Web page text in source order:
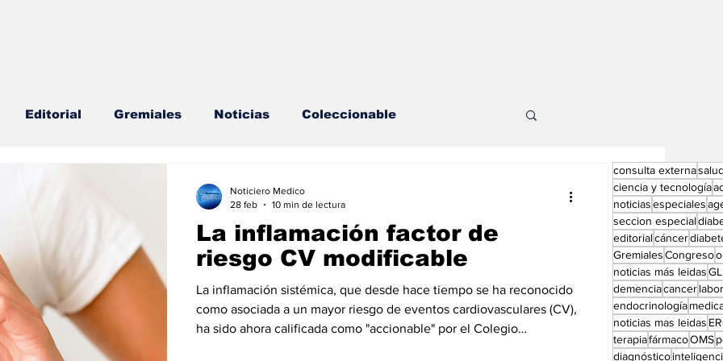
Editorial Gremiales Noticias Coleccionable
Endocrinología Actualidad especial
especial Consulta Externa especial Editorial especial
La inflamación factor de
riesgo CV modificable
La inflamación sistémica, que desde hace tiempo se ha reconocido
como asociada a un mayor riesgo de eventos cardiovasculares (CV),
ha sido ahora calificada como "accionable" por el Colegio
Noticiero Medico
28 feb
10 min de lectura
consulta externa
ciencia y tecnología
noticiasespeciales
seccion especial
editorialcáncer
GremialesCongreso
noticias más leidas
demenciacancer
endocrinología
noticias mas leidas
terapiafármacoOMS
diagnóstico